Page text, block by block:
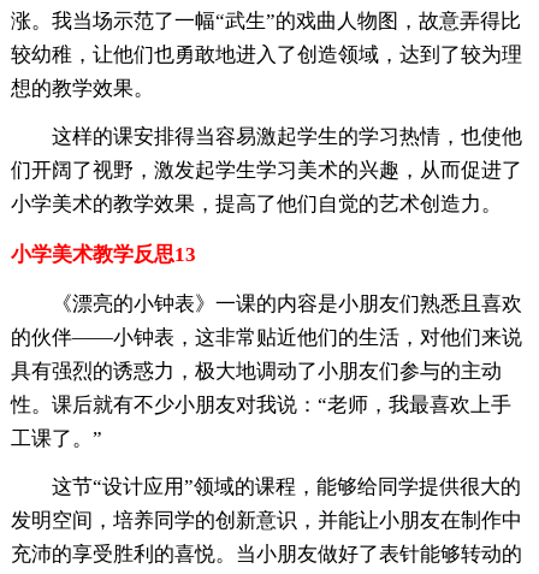
涨。我当场示范了一幅“武生”的戏曲人物图，故意弄得比
较幼稚，让他们也勇敢地进入了创造领域，达到了较为理
想的教学效果。
这样的课安排得当容易激起学生的学习热情，也使他
们开阔了视野，激发起学生学习美术的兴趣，从而促进了
小学美术的教学效果，提高了他们自觉的艺术创造力。
小学美术教学反思13
《漂亮的小钟表》一课的内容是小朋友们熟悉且喜欢
的伙伴——小钟表，这非常贴近他们的生活，对他们来说
具有强烈的诱惑力，极大地调动了小朋友们参与的主动
性。课后就有不少小朋友对我说：“老师，我最喜欢上手
工课了。”
这节“设计应用”领域的课程，能够给同学提供很大的
发明空间，培养同学的创新意识，并能让小朋友在制作中
充沛的享受胜利的喜悦。当小朋友做好了表针能够转动的